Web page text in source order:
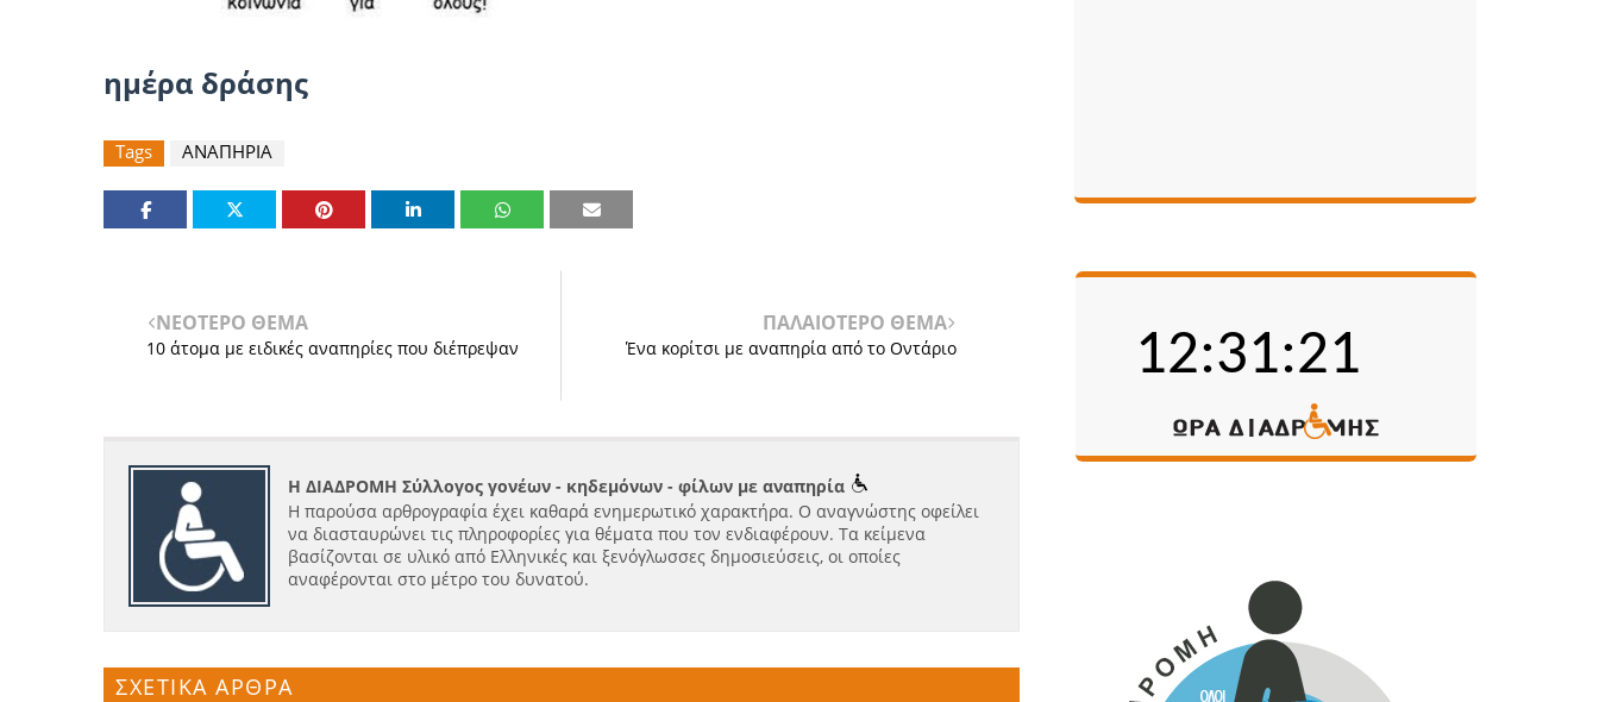
ημέρα δράσης
Tags ΑΝΑΠΗΡΙΑ
ΝΕΟΤΕΡΟ ΘΕΜΑ
10 άτομα με ειδικές αναπηρίες που διέπρεψαν
ΠΑΛΑΙΟΤΕΡΟ ΘΕΜΑ
Ένα κορίτσι με αναπηρία από το Οντάριο
Η ΔΙΑΔΡΟΜΗ Σύλλογος γονέων - κηδεμόνων - φίλων με αναπηρία
Η παρούσα αρθρογραφία έχει καθαρά ενημερωτικό χαρακτήρα. Ο αναγνώστης οφείλει
να διασταυρώνει τις πληροφορίες για θέματα που τον ενδιαφέρουν. Τα κείμενα
βασίζονται σε υλικό από Ελληνικές και ξενόγλωσσες δημοσιεύσεις, οι οποίες
αναφέρονται στο μέτρο του δυνατού.
ΣΧΕΤΙΚΑ ΑΡΘΡΑ